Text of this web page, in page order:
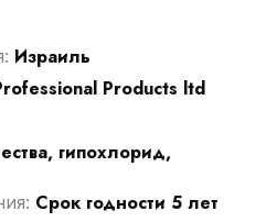
Израиль
Products ltd
гипохлорид,
Срок годности 5 лет